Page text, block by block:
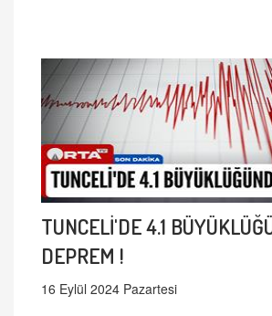
TUNCELİ'DE 4.1
DEPREM !
16 Eylül 2024 Pazartesi